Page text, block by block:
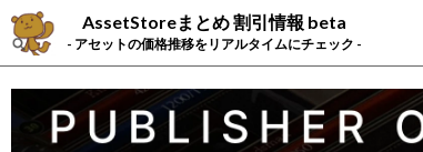
AssetStoreまとめ 割引情報 beta
- アセットの価格推移をリアルタイムにチェック -